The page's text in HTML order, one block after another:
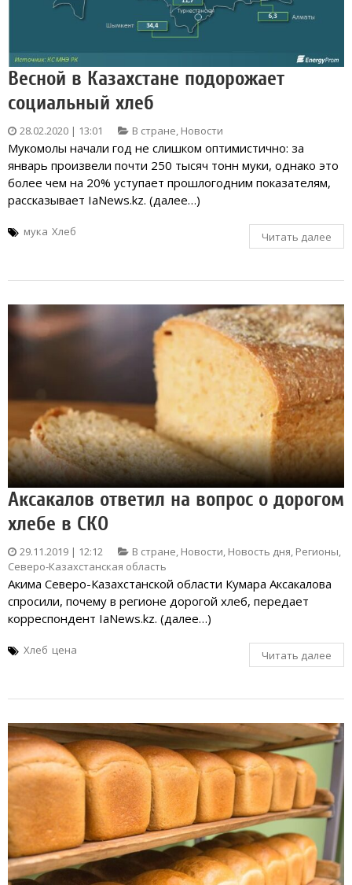
Весной в Казахстане подорожает
социальный хлеб
28.02.2020 | 13:01 В стране, Новости
Мукомолы начали год не слишком оптимистично: за
январь произвели почти 250 тысяч тонн муки, однако это
более чем на 20% уступает прошлогодним показателям,
рассказывает IaNews.kz. (далее…)
мука Хлеб Читать далее
Аксакалов ответил на вопрос о дорогом
хлебе в СКО
29.11.2019 | 12:12 В стране, Новости, Новость дня, Регионы,
Северо-Казахстанская область
Акима Северо-Казахстанской области Кумара Аксакалова
спросили, почему в регионе дорогой хлеб, передает
корреспондент IaNews.kz. (далее…)
Хлеб цена Читать далее